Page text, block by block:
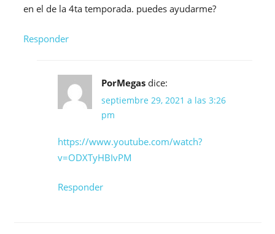
en el de la 4ta temporada. puedes ayudarme?
Responder
PorMegas dice:
septiembre 29, 2021 a las 3:26
pm
https://www.youtube.com/watch?
v=ODXTyHBIvPM
Responder